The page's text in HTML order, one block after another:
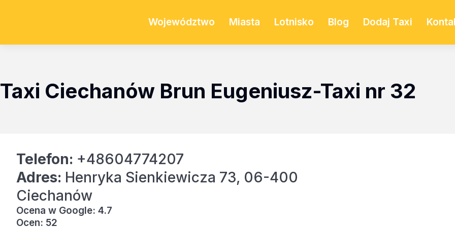
Województwo Miasta Lotnisko Blog Dodaj Taxi
Taxi Ciechanów Brun Eugeniusz-Taxi nr 32
Telefon: +48604774207
Adres: Henryka Sienkiewicza 73, 06-400
Ciechanów
Ocena w Google: 4.7
Ocen: 52